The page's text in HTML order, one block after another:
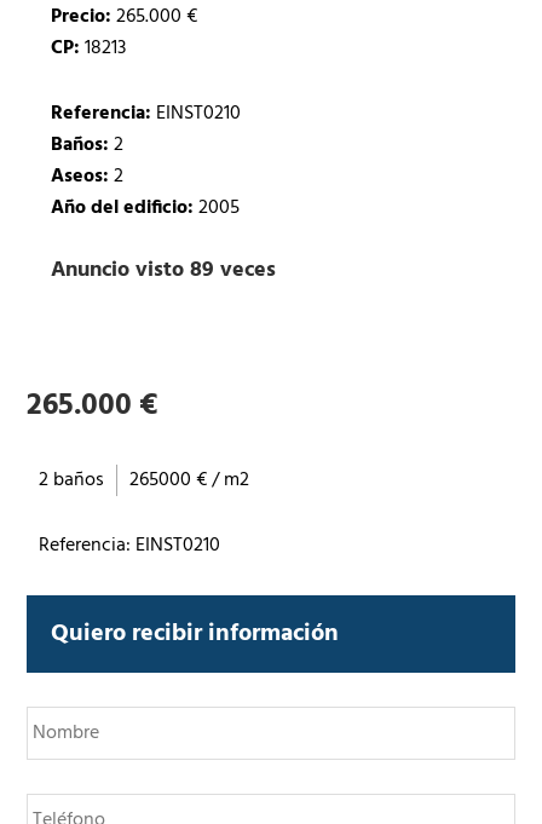
Precio:265.000 €
CP:18213
Referencia: EINST0210
Baños:2
Aseos:2
Año del edificio:2005
Anuncio visto 89 veces
265.000 €
2 baños 265000 € / m2
Referencia: EINST0210
Quiero recibir información
N
o
m
r
T
e